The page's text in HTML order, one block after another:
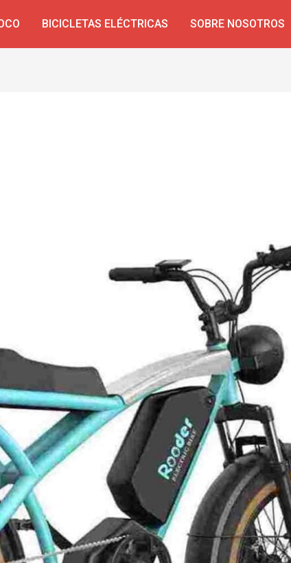
BICICLETAS ELÉCTRICAS SOBRE NOSOTROS